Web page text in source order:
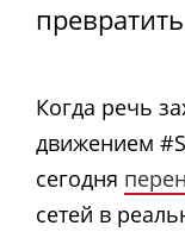
Когда речь
движением
сегодня
сетей в